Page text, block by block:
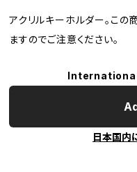
アクリルキーホルダー。こ
ますのでご注意ください。
日本国内